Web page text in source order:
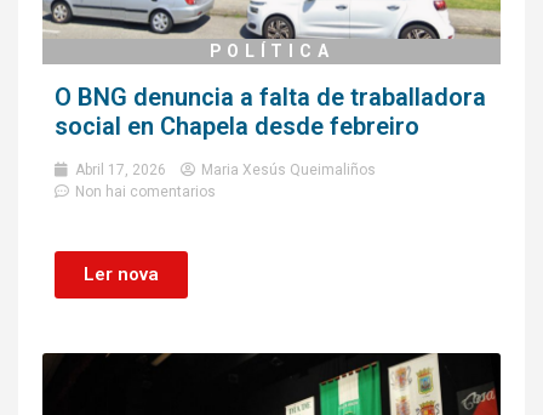
POLÍTICA
O BNG denuncia a falta de traballadora
social en Chapela desde febreiro
Abril 17, 2026
Maria Xesús Queimaliños
Non hai comentarios
Ler nova